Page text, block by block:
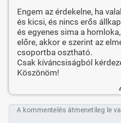
Engem az érdekelne, ha
és kicsi, és nincs erős
és egyenes sima a
előre, akkor e szerint az
csoportba osztható.
Csak kíváncsiságból
Köszönöm!
A kommentelés átmenetileg le